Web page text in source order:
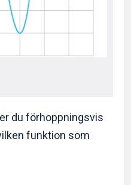
du förhoppningsvis
funktion som